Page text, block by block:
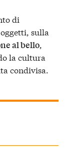
di
sulla
al bello,
la cultura
condivisa.